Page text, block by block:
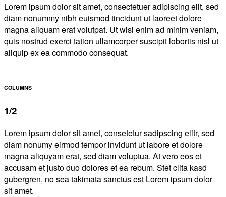
Lorem ipsum dolor sit amet, consectetuer adipiscing elit, sed
diam nonummy nibh euismod tincidunt ut laoreet dolore
magna aliquam erat volutpat. Ut wisi enim ad minim veniam,
quis nostrud exerci tation ullamcorper suscipit lobortis nisl ut
aliquip ex ea commodo consequat.
COLUMNS
1/2
Lorem ipsum dolor sit amet, consetetur sadipscing elitr, sed
diam nonumy eirmod tempor invidunt ut labore et dolore
magna aliquyam erat, sed diam voluptua. At vero eos et
accusam et justo duo dolores et ea rebum. Stet clita kasd
gubergren, no sea takimata sanctus est Lorem ipsum dolor
sit amet.